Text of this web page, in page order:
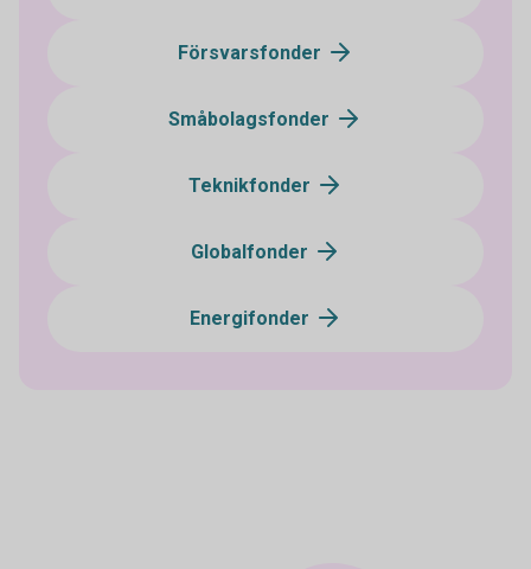
Försvarsfonder
Småbolagsfonder
Teknikfonder
Globalfonder
Energifonder